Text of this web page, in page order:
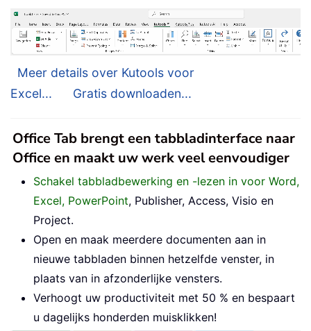
Meer details over Kutools voor
Excel...
Gratis downloaden...
Office Tab brengt een tabbladinterface naar
Office en maakt uw werk veel eenvoudiger
Schakel tabbladbewerking en -lezen in voor Word,
Excel, PowerPoint, Publisher, Access, Visio en
Project.
Open en maak meerdere documenten aan in
nieuwe tabbladen binnen hetzelfde venster, in
plaats van in afzonderlijke vensters.
Verhoogt uw productiviteit met 50 % en bespaart
u dagelijks honderden muisklikken!